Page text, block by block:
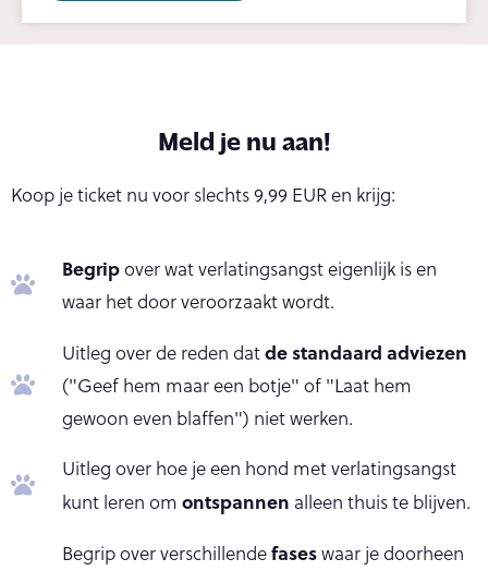
Meld je nu aan!
Koop je ticket nu voor slechts 9,99 EUR en krijg:
Begripover wat verlatingsangst eigenlijk is en
waar het door veroorzaakt wordt.
Uitleg over de reden datde standaard adviezen
("Geef hem maar een botje" of "Laat hem
gewoon even blaffen") niet werken.
Uitleg over hoe je een hond met verlatingsangst
kunt leren om ontspannen alleen thuis te blijven.
Begrip over verschillendefaseswaar je doorheen